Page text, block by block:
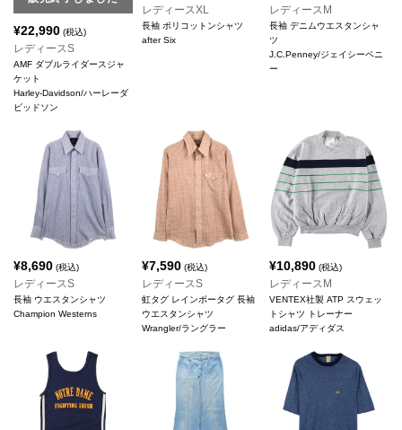
¥22,990 (税込)
レディースS
AMF ダブルライダースジャ
ケット
Harley-Davidson/ハーレーダ
ビッドソン
レディースXL
長袖 ポリコットンシャツ
after Six
レディースM
長袖 デニムウエスタンシャ
ツ
J.C.Penney/ジェイシーペニ
ー
¥8,690 (税込)
レディースS
長袖 ウエスタンシャツ
Champion Westerns
¥7,590(税込)
レディースS
虹タグ レインボータグ 長袖
ウエスタンシャツ
Wrangler/ラングラー
¥10,890 (税込)
レディースM
VENTEX社製 ATP スウェッ
トシャツ トレーナー
adidas/アディダス